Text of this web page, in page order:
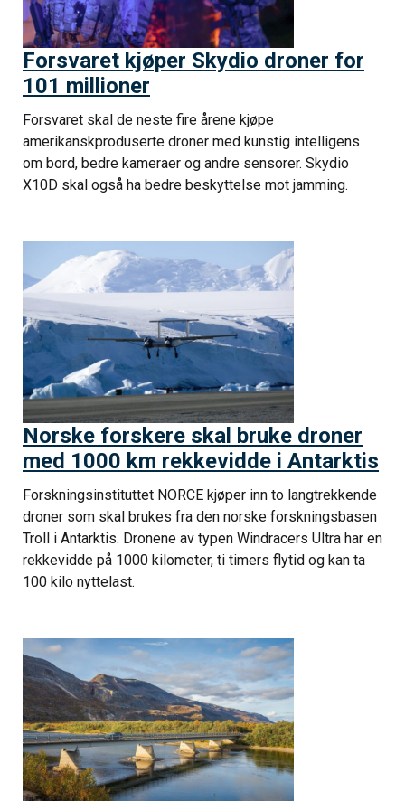
Forsvaret kjøper Skydio droner for
101 millioner
Forsvaret skal de neste fire årene kjøpe
amerikanskproduserte droner med kunstig intelligens
om bord, bedre kameraer og andre sensorer. Skydio
X10D skal også ha bedre beskyttelse mot jamming.
Norske forskere skal bruke droner
med 1000 km rekkevidde i Antarktis
Forskningsinstituttet NORCE kjøper inn to langtrekkende
droner som skal brukes fra den norske forskningsbasen
Troll i Antarktis. Dronene av typen Windracers Ultra har en
rekkevidde på 1000 kilometer, ti timers flytid og kan ta
100 kilo nyttelast.